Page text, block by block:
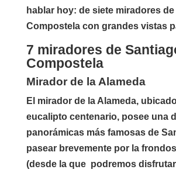
hablar hoy: de siete miradores
Compostela con grandes vistas
7 miradores de
Compostela
Mirador de la Alameda
El mirador de la Alameda,
eucalipto centenario, posee una
panorámicas más famosas de
pasear brevemente por la
(desde la que podremos